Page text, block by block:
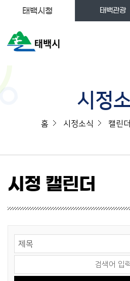
태백시청 태백관광
시정
홈 시정소식 캘린더
시정 캘린더